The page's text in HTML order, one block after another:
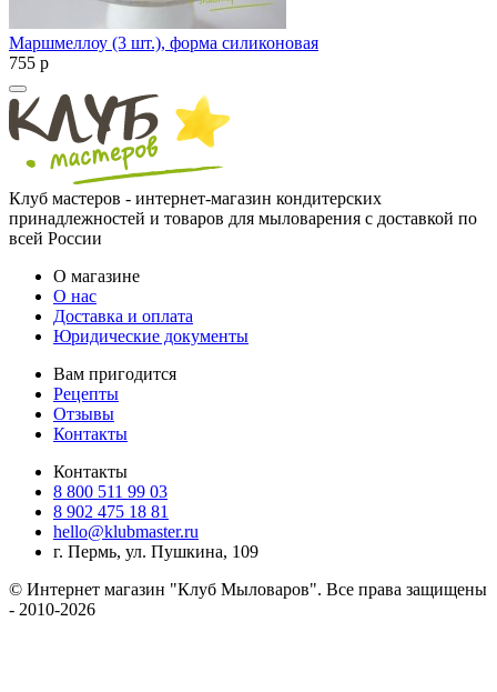
Маршмеллоу (3 шт.), форма силиконовая
755 p
Клуб мастеров - интернет-магазин кондитерских
принадлежностей и товаров для мыловарения с доставкой по
всей России
О магазине
О нас
Доставка и оплата
Юридические документы
Вам пригодится
Рецепты
Отзывы
Контакты
Контакты
8 800 511 99 03
8 902 475 18 81
hello@klubmaster.ru
г. Пермь, ул. Пушкина, 109
© Интернет магазин "Клуб Мыловаров". Все права защищены
- 2010-2026